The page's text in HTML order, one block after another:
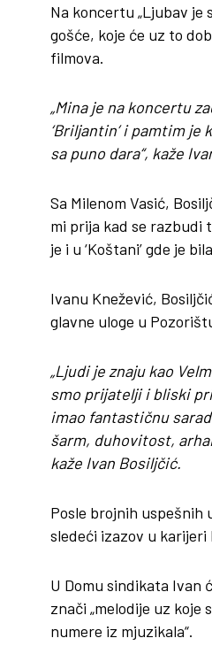
Na koncertu „Ljubav je
gošće, koje će uz to
filmova.
„Mina je na koncertu
‘Briljantin’ i pamtim
sa puno dara“, kaže
Sa Milenom Vasić,
mi prija kad se razbudi
je i u ‘Koštani’ gde je
Ivanu Knežević,
glavne uloge u
„Ljudi je znaju kao
smo prijatelji i bliski
imao fantastičnu
šarm, duhovitost,
kaže Ivan Bosiljčić.
Posle brojnih uspešnih
sledeći izazov u
U Domu sindikata Ivan
znači „melodije uz
numere iz mjuzikala“.